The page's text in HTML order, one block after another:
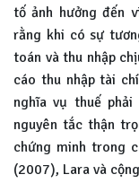
tố ảnh hưởng đến
rằng khi có sự
toán và thu nhập
cáo thu nhập tài
nghĩa vụ thuế
nguyên tắc thận
chứng minh trong
(2007), Lara và